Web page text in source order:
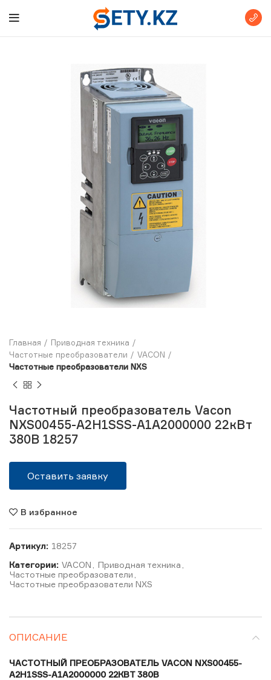
Главная
Приводная техника
Частотные преобразователи
VACON
Частотные преобразователи NXS
Частотный преобразователь Vacon
NXS00455-A2H1SSS-A1A2000000 22кВт
380В 18257
Оставить заявку
В избранное
Артикул: 18257
Категории: VACON Приводная техника
Частотные преобразователи
Частотные преобразователи NXS
ОПИСАНИЕ
ЧАСТОТНЫЙ ПРЕОБРАЗОВАТЕЛЬ VACON NXS00455-
A2H1SSS-A1A2000000 22КВТ 380В